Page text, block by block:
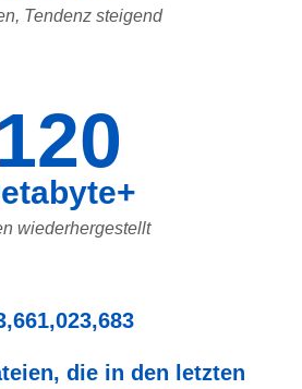
Tendenz steigend
120
wiederhergestellt
die in den letzten